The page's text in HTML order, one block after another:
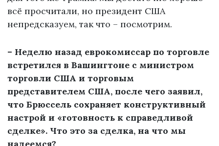
всё просчитали, но президент США
непредсказуем, так что – посмотрим.
– Неделю назад еврокомиссар по торговле
встретился в Вашингтоне с министром
торговли США и торговым
представителем США, после чего заявил,
что Брюссель сохраняет конструктивный
настрой и «готовность к справедливой
сделке». Что это за сделка, на что мы
надеемся?